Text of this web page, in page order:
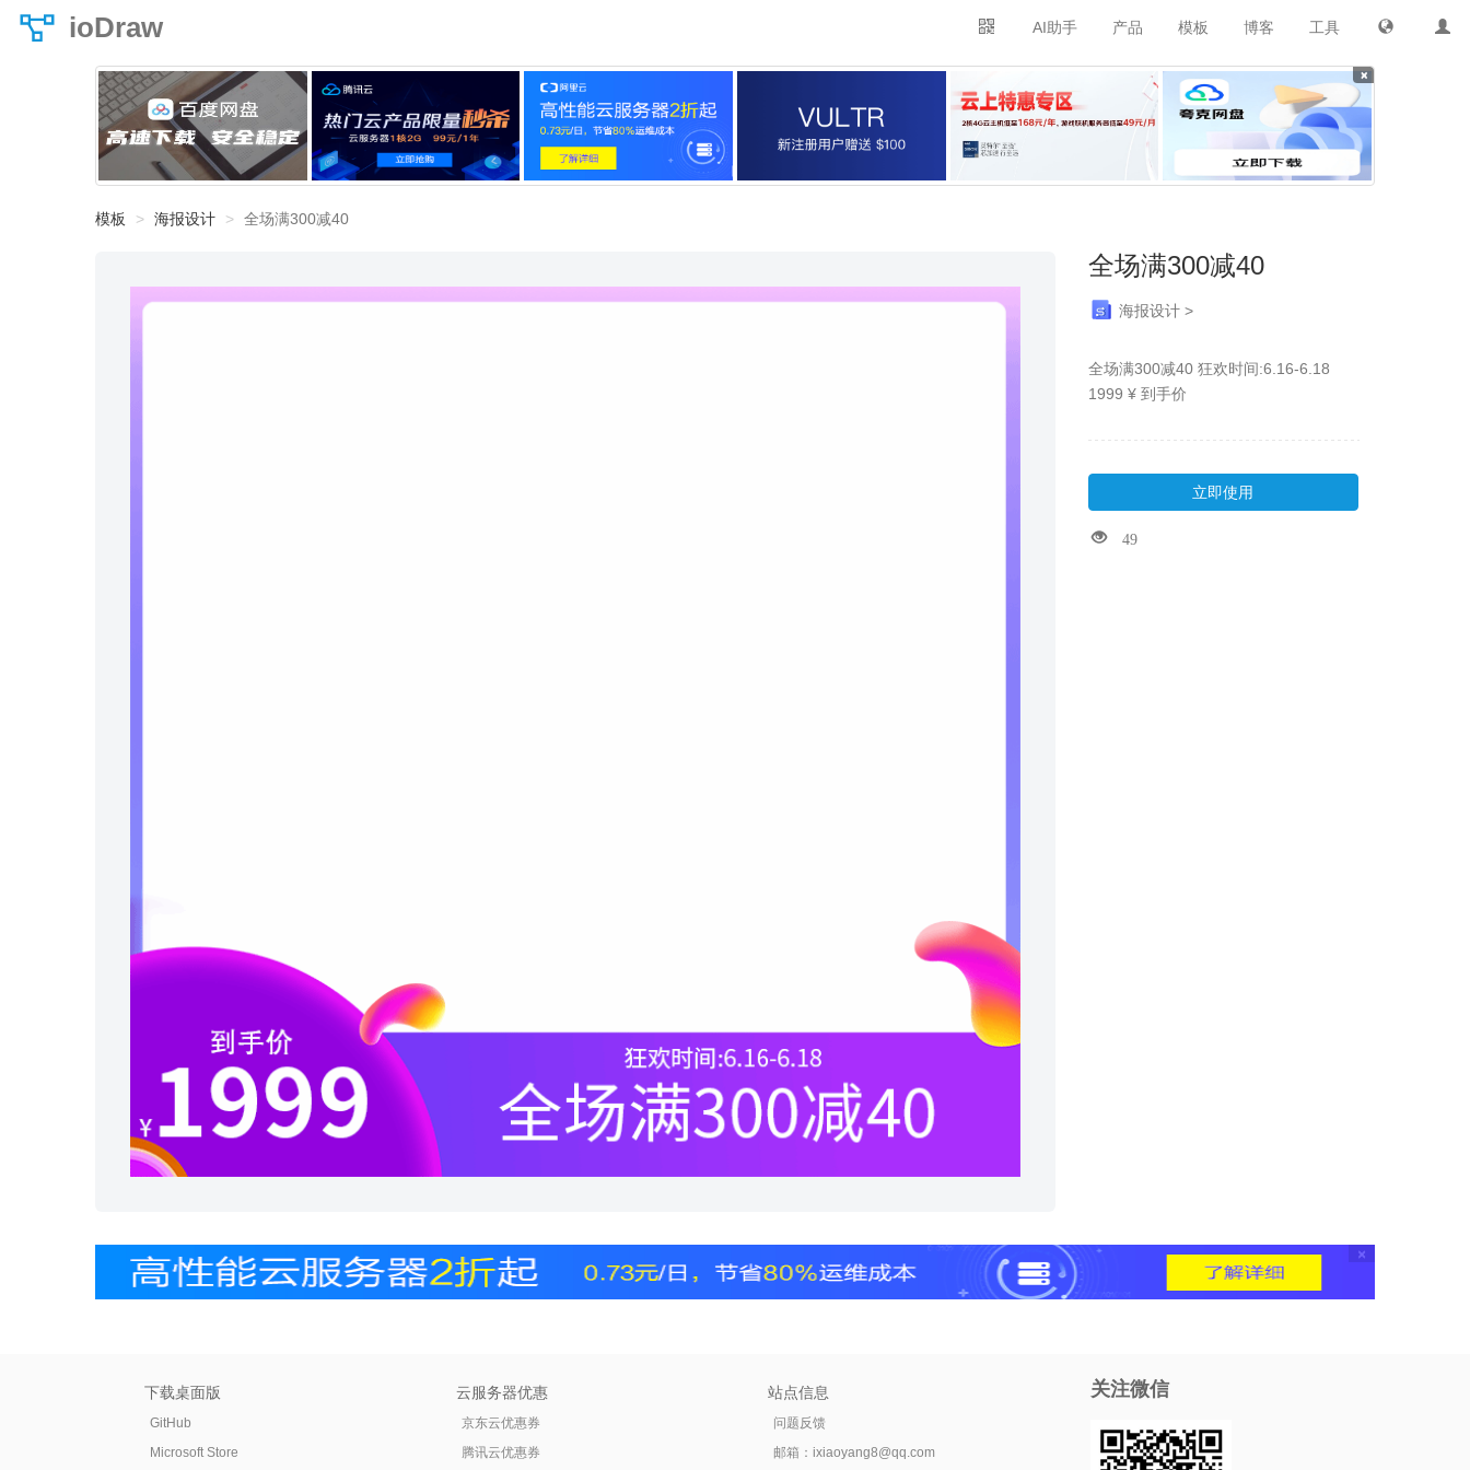
ioDraw 工具
博客
模板
产品
AI助手
×
模板 海报设计 全场满300减40
全场满300减40
海报设计 >
全场满300减40 狂欢时间:6.16-6.18
1999 ¥ 到手价
立即使用
49
×
下载桌面版
GitHub
Microsoft Store
云服务器优惠
京东云优惠券
腾讯云优惠券
站点信息
问题反馈
邮箱： ixiaoyang8@qq.com
关注微信